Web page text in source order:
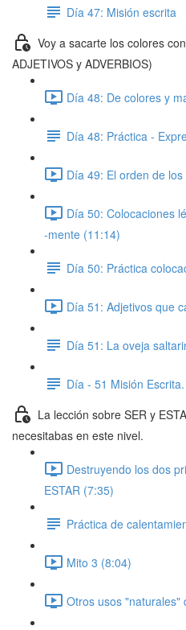
Día 47: Misión escrita
Voy a sacarte los colores
ADJETIVOS y ADVERBIOS)
Día 48: De colores y
Día 48: Práctica -
Día 49: El orden de
Día 50: Colocaciones
-mente (11:14)
Día 50: Práctica
Día 51: Adjetivos que
Día 51: La oveja
Día - 51 Misión Escrita.
La lección sobre SER y
necesitabas en este nivel.
Destruyendo los dos
ESTAR (7:35)
Práctica de
Mito 3 (8:04)
Otros usos "naturales"